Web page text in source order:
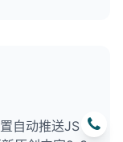
自动推送JS